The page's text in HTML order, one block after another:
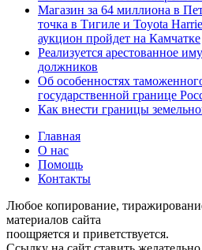
Магазин за 64 миллиона в
точка в Тигиле и Toyota
аукцион пройдет на Камчатке
Реализуется арестованное
должников
Об особенностях
государственной границе
Как внести границы
Главная
О нас
Помощь
Контакты
Любое копирование,
материалов сайта
поощряется и приветствуется.